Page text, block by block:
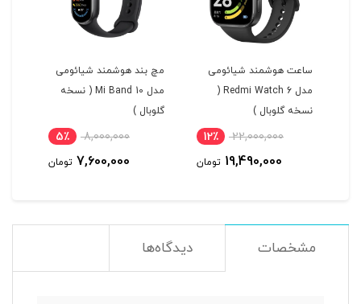
ساعت هوشمند شیائومی
مدل Redmi Watch 6 (
نسخه گلوبال )
22,000,000 12٪
19,490,000 تومان
مچ بند هوشمند شیائومی
مدل Mi Band 10 ( نسخه
گلوبال )
8,000,000 5٪
7,600,000 تومان
مشخصات دیدگاه‌ها